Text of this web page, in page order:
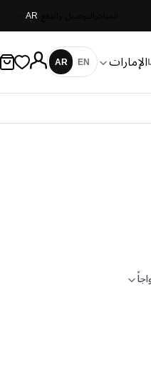
AR
الإمارات اللغة
EN
AR